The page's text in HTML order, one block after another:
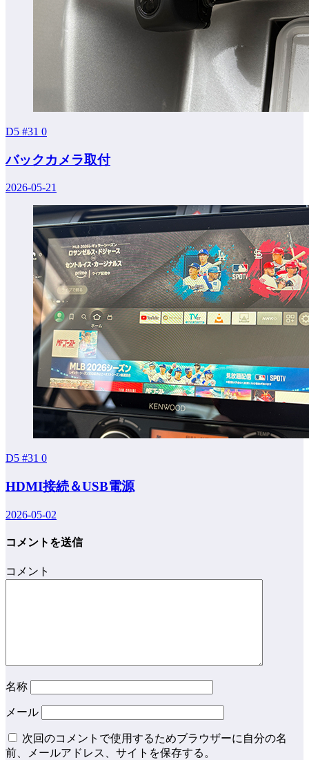
D5 #31 0
バックカメラ取付
2026-05-21
D5 #31 0
HDMI接続＆USB電源
2026-05-02
コメントを送信
コメント
名称
メール
次回のコメントで使用するためブラウザーに自分の名
前、メールアドレス、サイトを保存する。